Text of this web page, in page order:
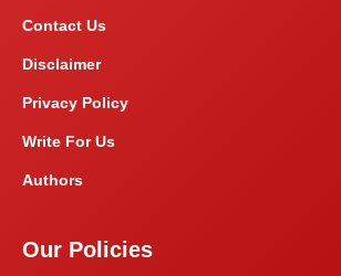
Contact Us
Disclaimer
Privacy Policy
Write For Us
Authors
Our Policies